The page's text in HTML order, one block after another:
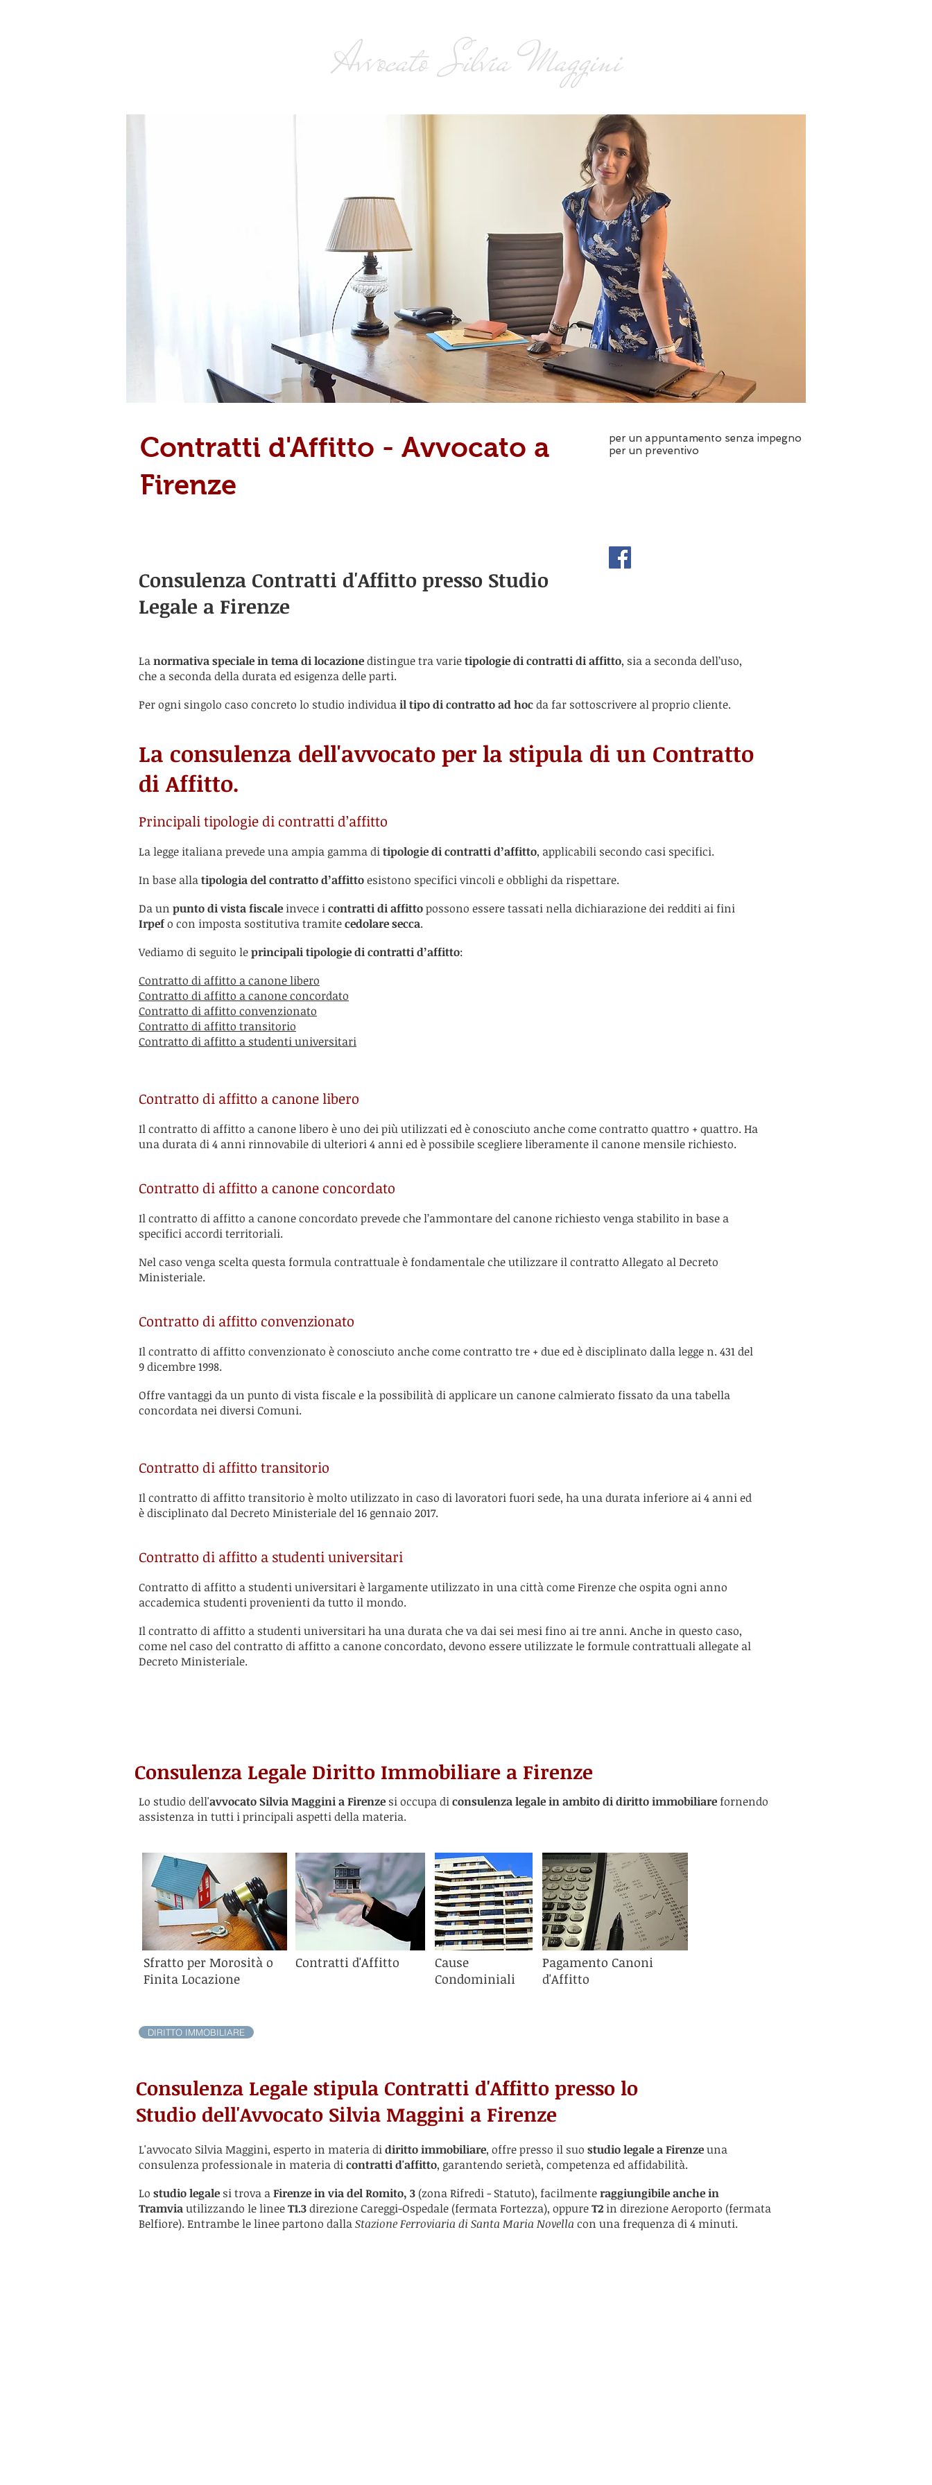
Avvocato Silvia Maggini
Contratti d'Affitto - Avvocato a
Firenze
Consulenza Contratti d'Affitto presso Studio
Legale a Firenze
per un appuntamento senza impegno
per un preventivo
Lanormativa speciale in tema di locazionedistingue tra varietipologie di contratti di affitto, sia a seconda dell’uso,
che a seconda della durata ed esigenza delle parti.
Per ogni singolo caso concreto lo studio individuail tipo di contratto ad hocda far sottoscrivere al proprio cliente.
La consulenza dell'avvocato per la stipula di un Contratto
di Affitto.
Principali tipologie di contratti d’affitto
La legge italiana prevede una ampia gamma ditipologie di contratti d’affitto, applicabili secondo casi specifici.
In base allatipologia del contratto d’affittoesistono specifici vincoli e obblighi da rispettare.
Da un punto di vista fiscale invece icontratti di affittopossono essere tassati nella dichiarazione dei redditi ai fini
Irpefo con imposta sostitutiva tramitecedolare secca.
Vediamo di seguito leprincipali tipologie di contratti d’affitto:
Contratto di affitto a canone libero
Contratto di affitto a canone concordato
Contratto di affitto convenzionato
Contratto di affitto transitorio
Contratto di affitto a studenti universitari
Contratto di affitto a canone libero
Il contratto di affitto a canone libero è uno dei più utilizzati ed è conosciuto anche come contratto quattro + quattro. Ha
una durata di 4 anni rinnovabile di ulteriori 4 anni ed è possibile scegliere liberamente il canone mensile richiesto.
Contratto di affitto a canone concordato
Il contratto di affitto a canone concordato prevede che l’ammontare del canone richiesto venga stabilito in base a
specifici accordi territoriali.
Nel caso venga scelta questa formula contrattuale è fondamentale che utilizzare il contratto Allegato al Decreto
Ministeriale.
Contratto di affitto convenzionato
Il contratto di affitto convenzionato è conosciuto anche come contratto tre + due ed è disciplinato dalla legge n. 431 del
9 dicembre 1998.
Offre vantaggi da un punto di vista fiscale e la possibilità di applicare un canone calmierato fissato da una tabella
concordata nei diversi Comuni.
Contratto di affitto transitorio
Il contratto di affitto transitorio è molto utilizzato in caso di lavoratori fuori sede, ha una durata inferiore ai 4 anni ed
è disciplinato dal Decreto Ministeriale del 16 gennaio 2017.
Contratto di affitto a studenti universitari
Contratto di affitto a studenti universitari è largamente utilizzato in una città come Firenze che ospita ogni anno
accademica studenti provenienti da tutto il mondo.
Il contratto di affitto a studenti universitari ha una durata che va dai sei mesi fino ai tre anni. Anche in questo caso,
come nel caso del contratto di affitto a canone concordato, devono essere utilizzate le formule contrattuali allegate al
Decreto Ministeriale.
Consulenza Legale Diritto Immobiliare a Firenze
Lo studio dell'avvocato Silvia Maggini a Firenze si occupa diconsulenza legale in ambito di diritto immobiliare fornendo
assistenza in tutti i principali aspetti della materia.
Sfratto per Morosità o
Finita Locazione
Contratti d'Affitto
Cause
Condominiali
Pagamento Canoni
d'Affitto
DIRITTO IMMOBILIARE
Consulenza Legale stipula Contratti d'Affitto presso lo
Studio dell'Avvocato Silvia Maggini a Firenze
L'avvocato Silvia Maggini, esperto in materia didiritto immobiliare, offre presso il suo studio legale a Firenzeuna
consulenza professionale in materia dicontratti d'affitto, garantendo serietà, competenza ed affidabilità.
Lo studio legale si trova aFirenze in via del Romito, 3(zona Rifredi - Statuto), facilmenteraggiungibile anche in
Tramviautilizzando le lineeT1.3direzione Careggi-Ospedale (fermata Fortezza), oppureT2 in direzione Aeroporto (fermata
Belfiore). Entrambe le linee partono dallaStazione Ferroviaria di Santa Maria Novella con una frequenza di 4 minuti.